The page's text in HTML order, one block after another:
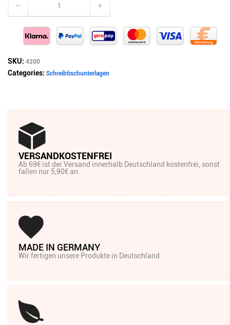
SKU: 4200
Categories: Schreibtischunterlagen
VERSANDKOSTENFREI
Ab 69€ ist der Versand innerhalb Deutschland kostenfrei, sonst
fallen nur 5,90€ an.
MADE IN GERMANY
Wir fertigen unsere Produkte in Deutschland